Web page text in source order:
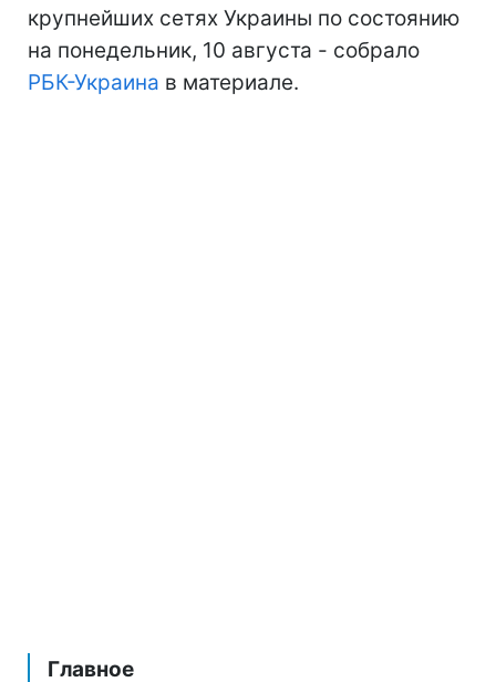
крупнейших сетях Украины по состоянию
на понедельник, 10 августа - собрало
РБК-Украина в материале.
Главное